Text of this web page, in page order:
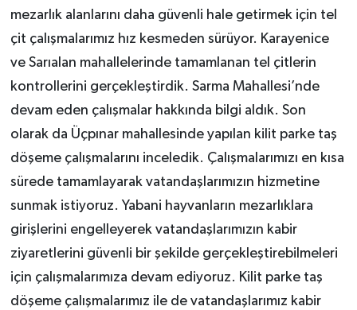
mezarlık alanlarını daha güvenli hale getirmek için tel
çit çalışmalarımız hız kesmeden sürüyor. Karayenice
ve Sarıalan mahallelerinde tamamlanan tel çitlerin
kontrollerini gerçekleştirdik. Sarma Mahallesi’nde
devam eden çalışmalar hakkında bilgi aldık. Son
olarak da Üçpınar mahallesinde yapılan kilit parke taş
döşeme çalışmalarını inceledik. Çalışmalarımızı en kısa
sürede tamamlayarak vatandaşlarımızın hizmetine
sunmak istiyoruz. Yabani hayvanların mezarlıklara
girişlerini engelleyerek vatandaşlarımızın kabir
ziyaretlerini güvenli bir şekilde gerçekleştirebilmeleri
için çalışmalarımıza devam ediyoruz. Kilit parke taş
döşeme çalışmalarımız ile de vatandaşlarımız kabir